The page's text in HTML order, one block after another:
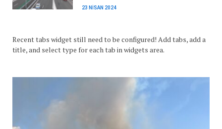
23 NISAN 2024
Recent tabs widget still need to be configured! Add tabs, add a
title, and select type for each tab in widgets area.